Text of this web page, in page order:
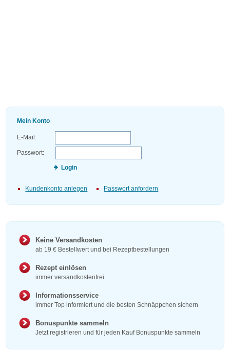
Mein Konto
E-Mail:
Passwort:
Login
Kundenkonto anlegen Passwort anfordern
Keine Versandkosten
ab 19 € Bestellwert und bei Rezeptbestellungen
Rezept einlösen
immer versandkostenfrei
Informationsservice
immer Top informiert und die besten Schnäppchen sichern
Bonuspunkte sammeln
Jetzt registrieren und für jeden Kauf Bonuspunkte sammeln